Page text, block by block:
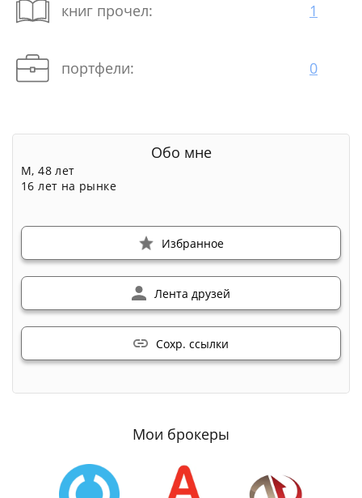
книг прочел: 1
портфели: 0
Обо мне
М, 48 лет
16 лет на рынке
Избранное
Лента друзей
Сохр. ссылки
Мои брокеры